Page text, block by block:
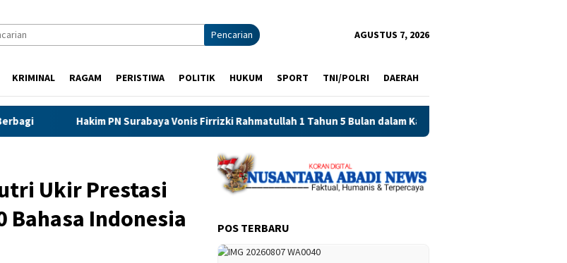
Pencarian AGUSTUS 7, 2026
KRIMINAL RAGAM PERISTIWA POLITIK HUKUM SPORT TNI/POLRI DAERAH
Surabaya Vonis Firrizki Rahmatullah 1 Tahun 5 Bulan dalam Kasus Penipuan Jatim Half Marathon 2026
Ukir Prestasi
Bahasa Indonesia
POS TERBARU